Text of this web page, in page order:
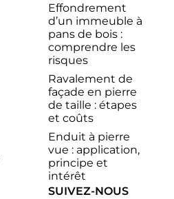
Effondrement
d’un immeuble à
pans de bois :
comprendre les
risques
Ravalement de
façade en pierre
de taille : étapes
et coûts
Enduit à pierre
vue : application,
principe et
intérêt
SUIVEZ-NOUS